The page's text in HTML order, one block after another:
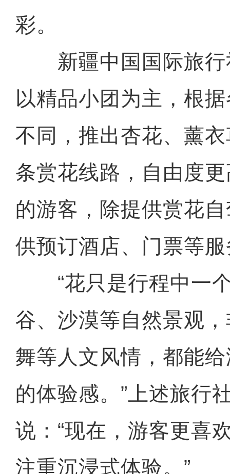
彩。
新疆中国国际旅行
以精品小团为主，根
不同，推出杏花、薰
条赏花线路，自由度
的游客，除提供赏花
供预订酒店、门票等
“花只是行程中一个
谷、沙漠等自然景观
舞等人文风情，都能
的体验感。”上述旅行
说：“现在，游客更喜
注重沉浸式体验。”